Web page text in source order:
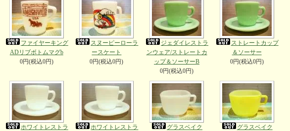
ファイヤーキング
ADリブボトムマグb
0円(税込0円)
スヌーピーローラ
ースケート
0円(税込0円)
ジェダイレストラ
ンウェア/ストレートカ
ップ＆ソーサーB
0円(税込0円)
ストレートカップ
＆ソーサー
0円(税込0円)
ホワイトレストラ
ホワイトレストラ
グラスベイク
グラスベイク